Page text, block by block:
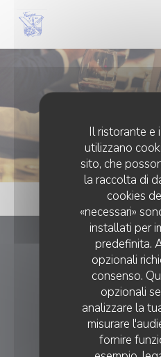
Personalizzazione delle tue
Il ristorante e
utilizzano
sito, che
la raccolta di
cookies
«necessari»
installati per
predefinita.
opzionali
consenso.
opzionali
analizzare la
misurare
fornire
225 Rue Paradis
04 65